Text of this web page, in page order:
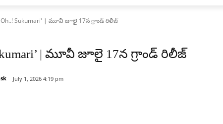
Sukumari' | మూవీ జూలై 17న గ్రాండ్ రిలీజ్
| మూవీ జూలై 17న గ్రాండ్ రిలీజ్
July 1, 2026 4:19 pm